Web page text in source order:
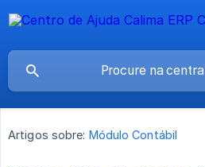
Artigos sobre: Módulo Contábil